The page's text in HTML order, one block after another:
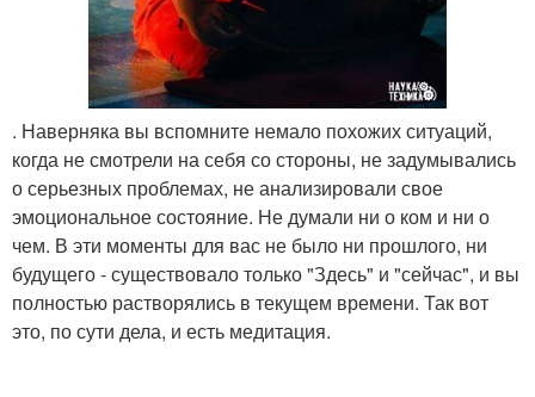
. Наверняка вы вспомните немало похожих ситуаций,
когда не смотрели на себя со стороны, не задумывались
о серьезных проблемах, не анализировали свое
эмоциональное состояние. Не думали ни о ком и ни о
чем. В эти моменты для вас не было ни прошлого, ни
будущего - существовало только "Здесь" и "сейчас", и вы
полностью растворялись в текущем времени. Так вот
это, по сути дела, и есть медитация.